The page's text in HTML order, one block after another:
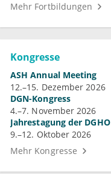
Mehr Fortbildungen
Kongresse
ASH Annual Meeting
12.–15. Dezember 2026
DGN-Kongress
4.–7. November 2026
Jahrestagung der DGHO
9.–12. Oktober 2026
Mehr Kongresse